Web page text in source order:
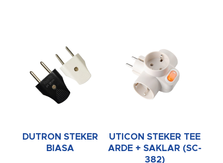
DUTRON STEKER
BIASA
UTICON STEKER TEE
ARDE + SAKLAR (SC-
382)